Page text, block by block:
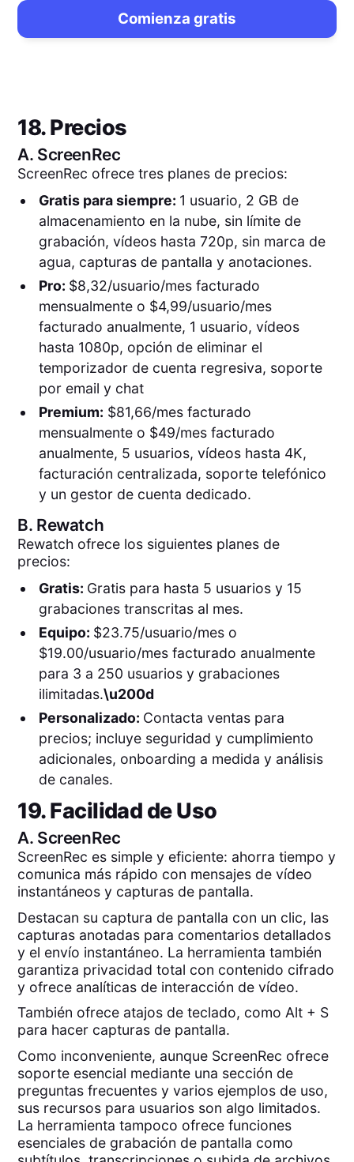
Comienza gratis
18. Precios
A. ScreenRec
ScreenRec ofrece tres planes de precios:
Gratis para siempre: 1 usuario, 2 GB de
almacenamiento en la nube, sin límite de
grabación, vídeos hasta 720p, sin marca de
agua, capturas de pantalla y anotaciones.
Pro: $8,32/usuario/mes facturado
mensualmente o $4,99/usuario/mes
facturado anualmente, 1 usuario, vídeos
hasta 1080p, opción de eliminar el
temporizador de cuenta regresiva, soporte
por email y chat
Premium: $81,66/mes facturado
mensualmente o $49/mes facturado
anualmente, 5 usuarios, vídeos hasta 4K,
facturación centralizada, soporte telefónico
y un gestor de cuenta dedicado.
B. Rewatch
Rewatch ofrece los siguientes planes de
precios:
Gratis: Gratis para hasta 5 usuarios y 15
grabaciones transcritas al mes.
Equipo: $23.75/usuario/mes o
$19.00/usuario/mes facturado anualmente
para 3 a 250 usuarios y grabaciones
ilimitadas.\u200d
Personalizado: Contacta ventas para
precios; incluye seguridad y cumplimiento
adicionales, onboarding a medida y análisis
de canales.
19. Facilidad de Uso
A. ScreenRec
ScreenRec es simple y eficiente: ahorra tiempo y
comunica más rápido con mensajes de vídeo
instantáneos y capturas de pantalla.
Destacan su captura de pantalla con un clic, las
capturas anotadas para comentarios detallados
y el envío instantáneo. La herramienta también
garantiza privacidad total con contenido cifrado
y ofrece analíticas de interacción de vídeo.
También ofrece atajos de teclado, como Alt + S
para hacer capturas de pantalla.
Como inconveniente, aunque ScreenRec ofrece
soporte esencial mediante una sección de
preguntas frecuentes y varios ejemplos de uso,
sus recursos para usuarios son algo limitados.
La herramienta tampoco ofrece funciones
esenciales de grabación de pantalla como